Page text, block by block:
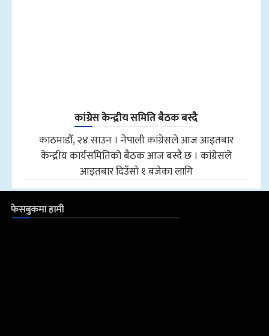
कांग्रेस केन्द्रीय समिति बैठक बस्दै
काठमाडौँ, २४ साउन । नेपाली कांग्रेसले आज आइतबार
केन्द्रीय कार्यसमितिको बैठक आज बस्दै छ । कांग्रेसले
आइतबार दिउँसो १ बजेका लागि
फेसबुकमा हामी